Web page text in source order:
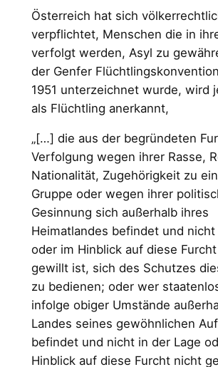
Österreich hat sich
verpflichtet, Menschen die in
verfolgt werden, Asyl zu
der Genfer
1951 unterzeichnet wurde, wird
als Flüchtling anerkannt,
„[…] die aus der begründeten
Verfolgung wegen ihrer Rasse,
Nationalität, Zugehörigkeit zu
Gruppe oder wegen ihrer
Gesinnung sich außerhalb ihres
Heimatlandes befin­det und nicht
oder im Hinblick auf diese
gewillt ist, sich des Schutzes
zu bedienen; oder wer
infolge obi­ger Umstände
Landes seines gewöhnli­chen
befindet und nicht in der Lage
Hinblick auf diese Furcht nicht